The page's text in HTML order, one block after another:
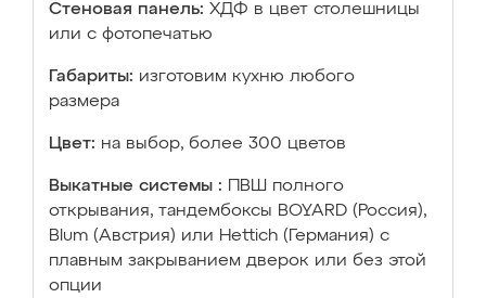
Стеновая панель: ХДФ в цвет столешницы
или с фотопечатью
Габариты: изготовим кухню любого
размера
Цвет: на выбор, более 300 цветов
Выкатные системы :
ПВШ полного
открывания, тандембоксы BOYARD (Россия),
Blum (Австрия) или Hettich (Германия) с
плавным закрыванием дверок или без этой
опции